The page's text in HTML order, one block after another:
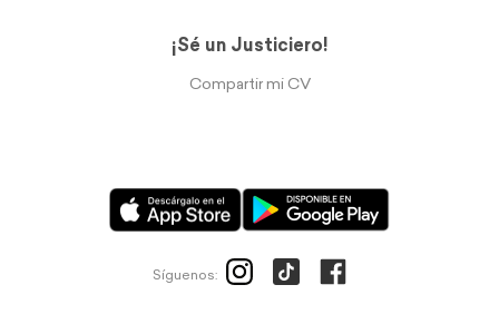
¡Sé un Justiciero!
Compartir mi CV
Síguenos: